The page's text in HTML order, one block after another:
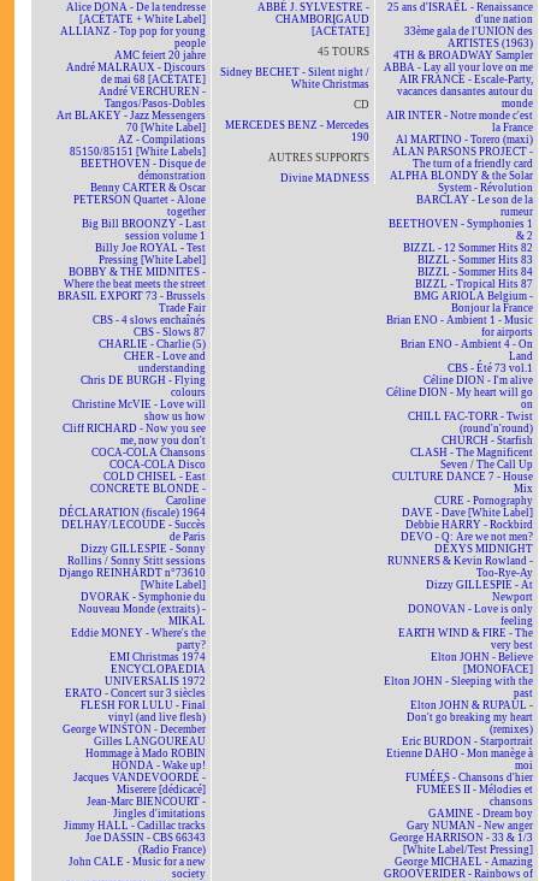
Alice DONA - De la tendresse
[ACÉTATE + White Label]
ALLIANZ - Top pop for young
people
AMC feiert 20 jahre
André MALRAUX - Discours
de mai 68 [ACÉTATE]
André VERCHUREN -
Tangos/Pasos-Dobles
Art BLAKEY - Jazz Messengers
70 [White Label]
AZ - Compilations
85150/85151 [White Labels]
BEETHOVEN - Disque de
démonstration
Benny CARTER & Oscar
PETERSON Quartet - Alone
together
Big Bill BROONZY - Last
session volume 1
Billy Joe ROYAL - Test
Pressing [White Label]
BOBBY & THE MIDNITES -
Where the beat meets the street
BRASIL EXPORT 73 - Brussels
Trade Fair
CBS - 4 slows enchaînés
CBS - Slows 87
CHARLIE - Charlie (5)
CHER - Love and
understanding
Chris DE BURGH - Flying
colours
Christine McVIE - Love will
show us how
Cliff RICHARD - Now you see
me, now you don't
COCA-COLA Chansons
COCA-COLA Disco
COLD CHISEL - East
CONCRETE BLONDE -
Caroline
DÉCLARATION (fiscale) 1964
DELHAY/LECOUDE - Succès
de Paris
Dizzy GILLESPIE - Sonny
Rollins / Sonny Stitt sessions
Django REINHARDT n°73610
[White Label]
DVORAK - Symphonie du
Nouveau Monde (extraits) -
MIKAL
Eddie MONEY - Where's the
party?
EMI Christmas 1974
ENCYCLOPAEDIA
UNIVERSALIS 1972
ERATO - Concert sur 3 siècles
FLESH FOR LULU - Final
vinyl (and live flesh)
George WINSTON - December
Gilles LANGOUREAU
Hommage à Mado ROBIN
HONDA - Wake up!
Jacques VANDEVOORDE -
Miserere [dédicacé]
Jean-Marc BIENCOURT -
Jingles d'imitations
Jimmy HALL - Cadillac tracks
Joe DASSIN - CBS 66343
(Radio France)
John CALE - Music for a new
society
ABBÉ J. SYLVESTRE -
CHAMBORIGAUD
[ACÉTATE]
45 TOURS
Sidney BECHET - Silent night /
White Christmas
CD
MERCEDES BENZ - Mercedes
190
AUTRES SUPPORTS
Divine MADNESS
25 ans d'ISRAËL - Renaissance
d'une nation
33ème gala de l'UNION des
ARTISTES (1963)
4TH & BROADWAY Sampler
ABBA - Lay all your love on me
AIR FRANCE - Escale-Party,
vacances dansantes autour du
monde
AIR INTER - Notre monde c'est
la France
Al MARTINO - Torero (maxi)
ALAN PARSONS PROJECT -
The turn of a friendly card
ALPHA BLONDY & the Solar
System - Révolution
BARCLAY - Le son de la
rumeur
BEETHOVEN - Symphonies 1
& 2
BIZZL - 12 Sommer Hits 82
BIZZL - Sommer Hits 83
BIZZL - Sommer Hits 84
BIZZL - Tropical Hits 87
BMG ARIOLA Belgium -
Bonjour la France
Brian ENO - Ambient 1 - Music
for airports
Brian ENO - Ambient 4 - On
Land
CBS - Été 73 vol.1
Céline DION - I'm alive
Céline DION - My heart will go
on
CHILL FAC-TORR - Twist
(round'n'round)
CHURCH - Starfish
CLASH - The Magnificent
Seven / The Call Up
CULTURE DANCE 7 - House
Mix
CURE - Pornography
DAVE - Dave [White Label]
Debbie HARRY - Rockbird
DEVO - Q: Are we not men?
DEXYS MIDNIGHT
RUNNERS & Kevin Rowland -
Too-Rye-Ay
Dizzy GILLESPIE - At
Newport
DONOVAN - Love is only
feeling
EARTH WIND & FIRE - The
very best
Elton JOHN - Believe
[MONOFACE]
Elton JOHN - Sleeping with the
past
Elton JOHN & RUPAUL -
Don't go breaking my heart
(remixes)
Eric BURDON - Starportrait
Etienne DAHO - Mon manège à
moi
FUMÉES - Chansons d'hier
FUMÉES II - Mélodies et
chansons
GAMINE - Dream boy
Gary NUMAN - New anger
George HARRISON - 33 & 1/3
[White Label/Test Pressing]
George MICHAEL - Amazing
GROOVERIDER - Rainbows of